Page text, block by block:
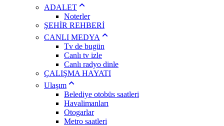
ADALET
Noterler
ŞEHİR REHBERİ
CANLI MEDYA
Tv de bugün
Canlı tv izle
Canlı radyo dinle
ÇALIŞMA HAYATI
Ulaşım
Belediye otobüs saatleri
Havalimanları
Otogarlar
Metro saatleri